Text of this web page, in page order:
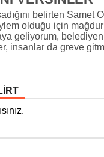
belirten Samet
olduğu için
geliyorum,
insanlar da greve